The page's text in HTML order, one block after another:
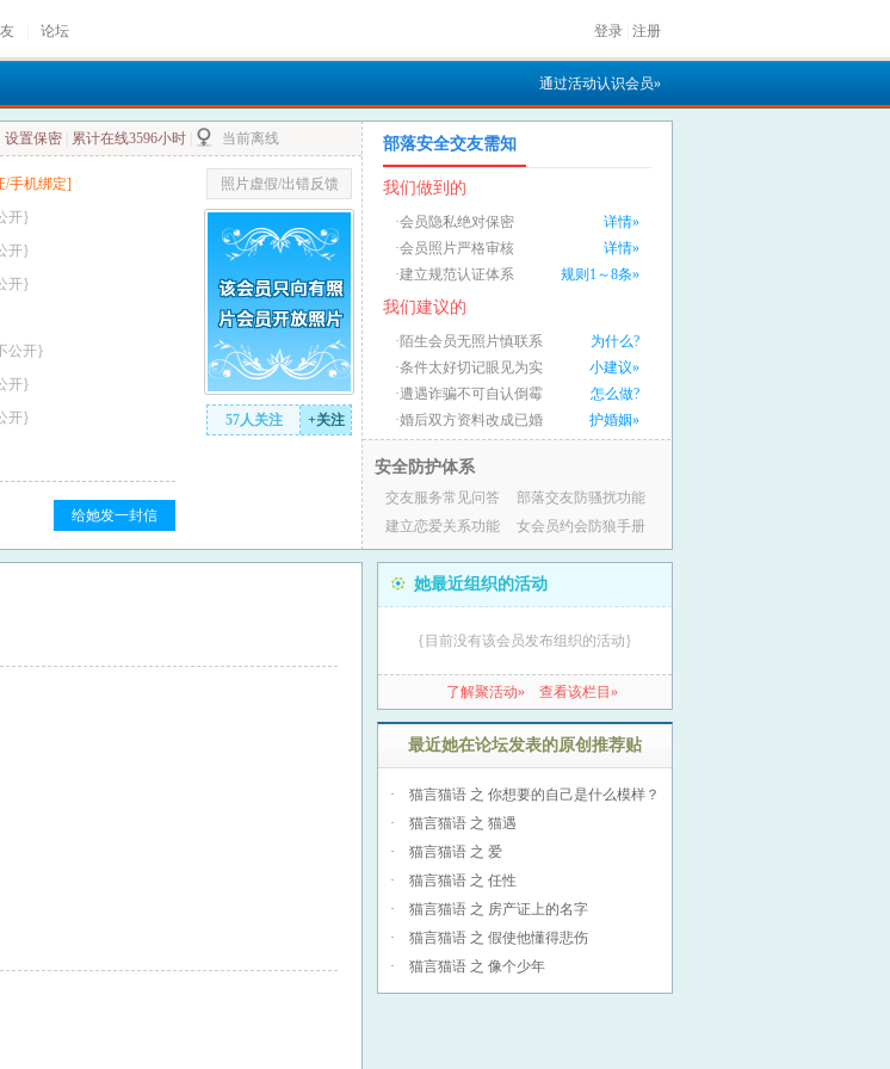
论坛 登录 注册
通过活动认识会员»
设置保密 累计在线3596小时 当前离线
/手机绑定]
开}
开}
开}
公开}
开}
开}
给她发一封信
照片虚假/出错反馈
57人关注 +关注
部落安全交友需知
我们做到的
·会员隐私绝对保密
详情»
·会员照片严格审核
详情»
·建立规范认证体系
规则1～8条»
我们建议的
·陌生会员无照片慎联系
为什么?
·条件太好切记眼见为实
小建议»
·遭遇诈骗不可自认倒霉
怎么做?
·婚后双方资料改成已婚
护婚姻»
安全防护体系
交友服务常见问答
部落交友防骚扰功能
建立恋爱关系功能
女会员约会防狼手册
她最近组织的活动
{目前没有该会员发布组织的活动}
了解聚活动» 查看该栏目»
最近她在论坛发表的原创推荐贴
·
猫言猫语 之 你想要的自己是什么模样？
·
猫言猫语 之 猫遇
·
猫言猫语 之 爱
·
猫言猫语 之 任性
·
猫言猫语 之 房产证上的名字
·
猫言猫语 之 假使他懂得悲伤
·
猫言猫语 之 像个少年